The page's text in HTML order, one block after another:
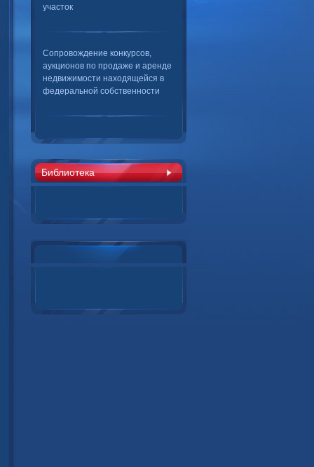
участок
Сопровождение конкурсов,
аукционов по продаже и аренде
недвижимости находящейся в
федеральной собственности
Библиотека